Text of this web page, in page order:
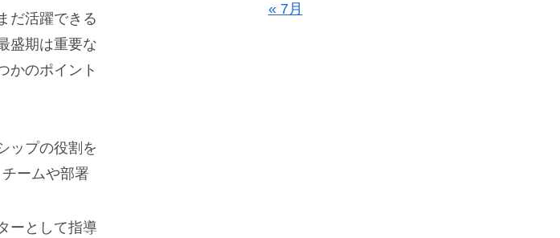
だ活躍できる
盛期は重要な
かのポイント
ップの役割を
ームや部署
ーとして指導
« 7月